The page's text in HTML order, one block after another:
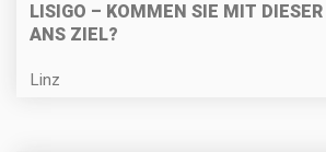
LISIGO – KOMMEN SIE MIT
ANS ZIEL?
Linz